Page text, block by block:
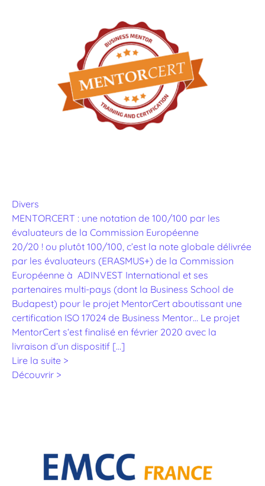
Divers
MENTORCERT : une notation de 100/100 par les
évaluateurs de la Commission Européenne
20/20 ! ou plutôt 100/100, c’est la note globale délivrée
par les évaluateurs (ERASMUS+) de la Commission
Européenne à ADINVEST International et ses
partenaires multi-pays (dont la Business School de
Budapest) pour le projet MentorCert aboutissant une
certification ISO 17024 de Business Mentor… Le projet
MentorCert s‘est finalisé en février 2020 avec la
livraison d’un dispositif […]
Lire la suite >
Découvrir >